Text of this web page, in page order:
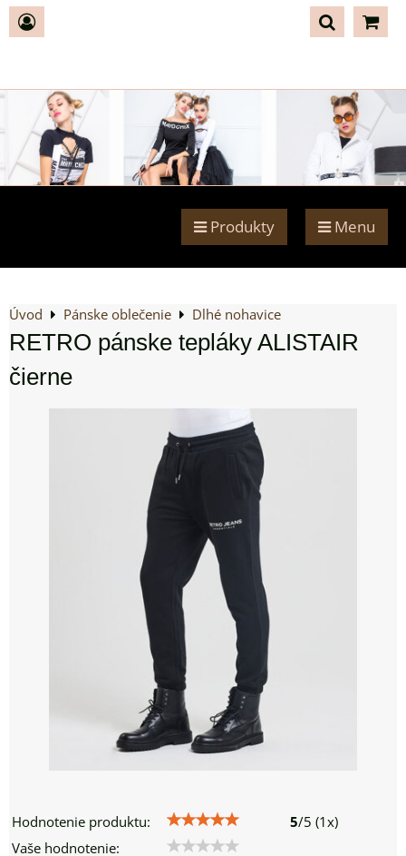
Produkty Menu
Úvod Pánske oblečenie Dlhé nohavice
RETRO pánske tepláky ALISTAIR
čierne
Hodnotenie produktu: 5/5 (1x)
Vaše hodnotenie: